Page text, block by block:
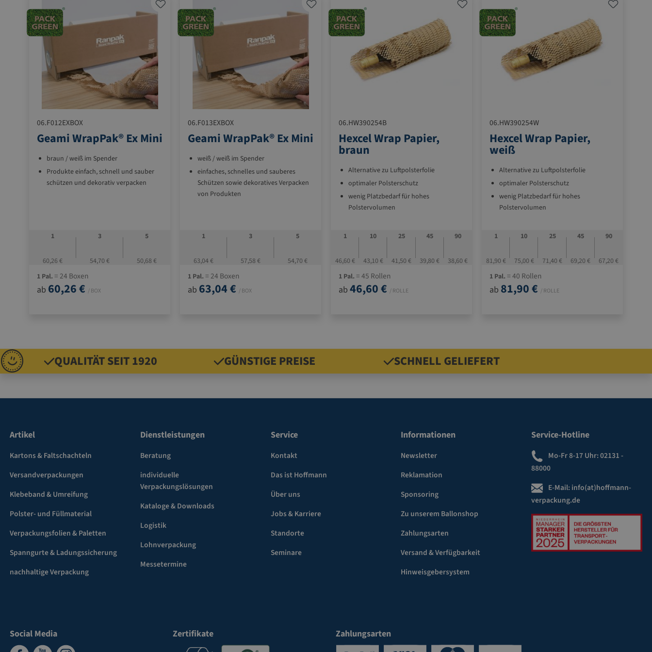
06.F012EXBOX
Geami WrapPak® Ex Mini
braun / weiß im Spender
Produkte einfach, schnell und sauber
schützen und dekorativ verpacken
1
60,26 €
3
54,70 €
5
50,68 €
1 Pal. = 24 Boxen
ab 60,26 € / BOX
06.F013EXBOX
Geami WrapPak® Ex Mini
weiß / weiß im Spender
einfaches, schnelles und sauberes
Schützen sowie dekoratives Verpacken
von Produkten
1
63,04 €
3
57,58 €
5
54,70 €
1 Pal. = 24 Boxen
ab 63,04 € / BOX
06.HW390254B
Hexcel Wrap Papier,
braun
Alternative zu Luftpolsterfolie
optimaler Polsterschutz
wenig Platzbedarf für hohes
Polstervolumen
1
46,60 €
10
43,10 €
25
41,50 €
45
39,80 €
90
38,60 €
1 Pal. = 45 Rollen
ab 46,60 € / ROLLE
06.HW390254W
Hexcel Wrap Papier,
weiß
Alternative zu Luftpolsterfolie
optimaler Polsterschutz
wenig Platzbedarf für hohes
Polstervolumen
1
81,90 €
10
75,00 €
25
71,40 €
45
69,20 €
90
67,20 €
1 Pal. = 40 Rollen
ab 81,90 € / ROLLE
QUALITÄT SEIT 1920 GÜNSTIGE PREISE SCHNELL GELIEFERT
Artikel
Kartons & Faltschachteln
Versandverpackungen
Klebeband & Umreifung
Polster- und Füllmaterial
Verpackungsfolien & Paletten
Spanngurte & Ladungssicherung
nachhaltige Verpackung
Dienstleistungen
Beratung
individuelle
Verpackungslösungen
Kataloge & Downloads
Logistik
Lohnverpackung
Messetermine
Service
Kontakt
Das ist Hoffmann
Über uns
Jobs & Karriere
Standorte
Seminare
Informationen
Newsletter
Reklamation
Sponsoring
Zu unserem Ballonshop
Zahlungsarten
Versand & Verfügbarkeit
Hinweisgebersystem
Service-Hotline
Mo-Fr 8-17 Uhr:02131 -
88000
E-Mail: info(at)hoffmann-
verpackung.de
Social Media Zertifikate Zahlungsarten